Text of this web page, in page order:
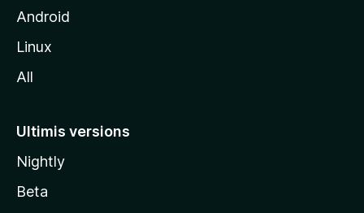
t
z
l
a
Android
Linux
All
Ultimis versions
Nightly
Beta